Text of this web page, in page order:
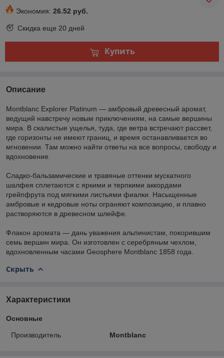
Экономия: 26.52 руб.
Скидка еще 20 дней
Купить
Описание
Montblanc Explorer Platinum — амбровый древесный аромат,
ведущий навстречу новым приключениям, на самые вершины
мира. В скалистые ущелья, туда, где ветра встречают рассвет,
где горизонты не имеют границ, и время останавливается во
мгновении. Там можно найти ответы на все вопросы, свободу и
вдохновение.
Сладко-бальзамические и травяные оттенки мускатного
шалфея сплетаются с яркими и терпкими аккордами
грейпфрута под мягкими листьями фиалки. Насыщенные
амбровые и кедровые ноты ограняют композицию, и плавно
растворяются в древесном шлейфе.
Флакон аромата — дань уважения альпинистам, покорившим
семь вершин мира. Он изготовлен с серебряным чехлом,
вдохновленным часами Geosphere Montblanc 1858 года.
Скрыть
Характеристики
Основные
Производитель Montblanc